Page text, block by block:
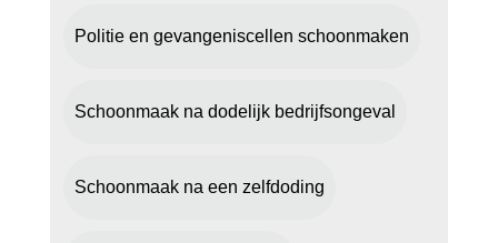
Politie en gevangeniscellen schoonmaken
Schoonmaak na dodelijk bedrijfsongeval
Schoonmaak na een zelfdoding